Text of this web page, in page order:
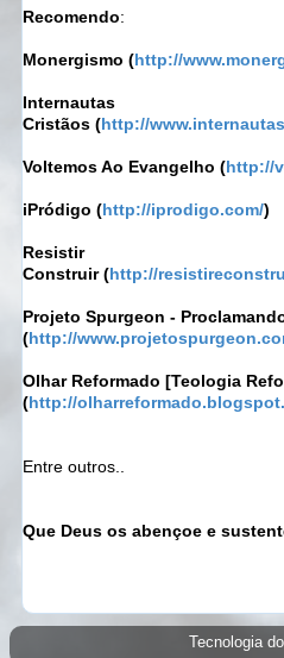
Recomendo:
Monergismo (http://
Internautas
Cristãos (http://
Voltemos Ao Evangelho (http://
iPródigo (http://iprodigo.com/)
Construir(http://
Projeto Spurgeon -
(http://
Olhar Reformado [Teologia
(http://
Entre outros..
Que Deus os abençoe e
Tecnologia do